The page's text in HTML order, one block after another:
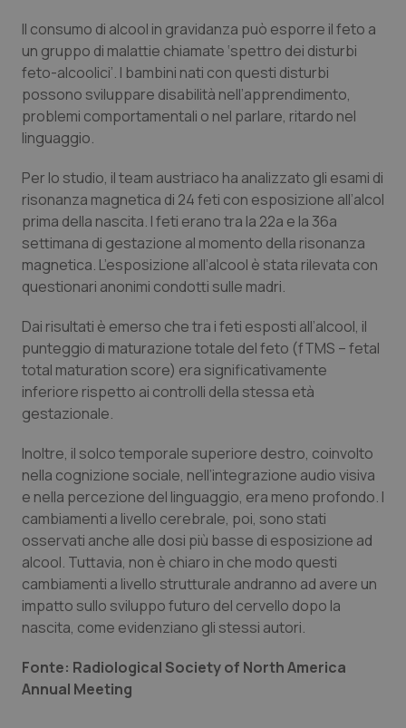
Emilia-Romagna
Friuli Venezia Giulia
Lazio
Lombardia
Marche
Piemonte
Provincia Autonoma di Bolzano
Provincia Autonoma di Trento
Puglia
Sardegna
Sicilia
Toscana
Umbria
Colesterolo & coronaropatie
Dermatite Atopica
Diabete & glucometri
Dolore
Donna & Salute
HIV
Infezioni & Febbre
Ipertensione & Scompenso
Malattie rare
Malattia di Crohn & Rettocolite Ulcerosa
Neuroscienze & patologie neurodegenerative
Obesità
Oftalmologia
Il consumo di alcool in gravidanza può esporre il feto a
un gruppo di malattie chiamate ‘spettro dei disturbi
feto-alcoolici’. I bambini nati con questi disturbi
possono sviluppare disabilità nell’apprendimento,
problemi comportamentali o nel parlare, ritardo nel
linguaggio.
Per lo studio, il team austriaco ha analizzato gli esami di
risonanza magnetica di 24 feti con esposizione all’alcol
prima della nascita. I feti erano tra la 22a e la 36a
settimana di gestazione al momento della risonanza
magnetica. L’esposizione all’alcool è stata rilevata con
questionari anonimi condotti sulle madri.
Dai risultati è emerso che tra i feti esposti all’alcool, il
punteggio di maturazione totale del feto (fTMS – fetal
total maturation score) era significativamente
inferiore rispetto ai controlli della stessa età
gestazionale.
Inoltre, il solco temporale superiore destro, coinvolto
nella cognizione sociale, nell’integrazione audio visiva
e nella percezione del linguaggio, era meno profondo. I
cambiamenti a livello cerebrale, poi, sono stati
osservati anche alle dosi più basse di esposizione ad
alcool. Tuttavia, non è chiaro in che modo questi
cambiamenti a livello strutturale andranno ad avere un
impatto sullo sviluppo futuro del cervello dopo la
nascita, come evidenziano gli stessi autori.
Fonte: Radiological Society of North America
Annual Meeting